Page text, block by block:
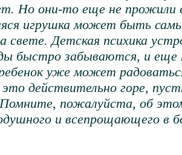
Но они-то еще не прожили
игрушка может быть
свете. Детская психика
быстро забываются, и еще
уже может
это действительно горе,
пожалуйста, об
и всепрощающего в